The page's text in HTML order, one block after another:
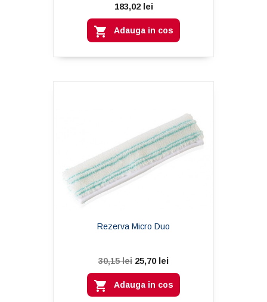
183,02 lei
 Adauga in cos
Rezerva Micro Duo
30,15 lei 25,70 lei
 Adauga in cos